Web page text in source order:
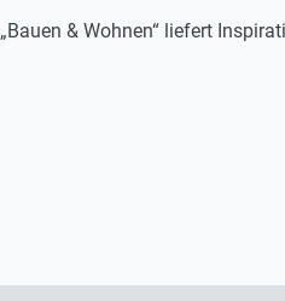
„Bauen & Wohnen“ liefert